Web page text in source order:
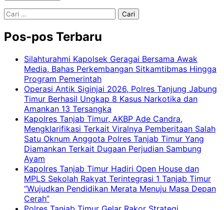
Cari
Pos-pos Terbaru
Silahturahmi Kapolsek Geragai Bersama Awak
Media, Bahas Perkembangan Sitkamtibmas Hingga
Program Pemerintah
Operasi Antik Siginjai 2026, Polres Tanjung Jabung
Timur Berhasil Ungkap 8 Kasus Narkotika dan
Amankan 13 Tersangka
Kapolres Tanjab Timur, AKBP Ade Candra,
Mengklarifikasi Terkait Viralnya Pemberitaan Salah
Satu Oknum Anggota Polres Tanjab Timur Yang
Diamankan Terkait Dugaan Perjudian Sambung
Ayam
Kapolres Tanjab Timur Hadiri Open House dan
MPLS Sekolah Rakyat Terintegrasi 1 Tanjab Timur
“Wujudkan Pendidikan Merata Menuju Masa Depan
Cerah”